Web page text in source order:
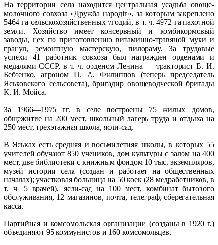
На территории села находится центральная усадьба овоще-
молочного совхоза «Дружба народів», за которым закреплено
5464 га сельскохозяйственных угодий, в т. ч. 4972 га пахотной
земли. Хозяйство имеет консервный и комбикормовый
заводы, цех по приготовлению витаминно-травяной муки и
гранул, ремонтную мастерскую, пилораму. За трудовые
успехи 41 работник совхоза был награжден орденами и
медалями СССР, в т. ч. орденом Ленина — тракторист В. И.
Бебзенко, агроном П. А. Филиппов (теперь председатель
Яськовского сельсовета), бригадир овощеводческой бригады
К. И. Мойса.
За 1966—1975 гг. в селе построены 75 жилых домов,
общежитие на 200 мест, школьный лагерь труда и отдыха на
250 мест, трехэтажная школа, ясли-сад.
В Яськах есть средняя и восьмилетняя школы, в которых 55
учителей обучают 850 учеников, дом культуры с залом на 400
мест, две библиотеки с книжным фондом 10 тыс. экземпляров,
музей истории села (создан и работает на общественных
началах); участковая больница на 50 коек (28 медработников, в
т. ч. 5 врачей), ясли-сад на 100 мест, комбинат бытового
обслуживания, 12 магазинов, почта, телеграф, сберегательная
касса.
Партийная и комсомольская организации (созданы в 1920 г.)
объединяют 95 коммунистов и 160 комсомольцев.